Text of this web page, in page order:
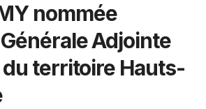
nommée
Adjointe
territoire Hauts-